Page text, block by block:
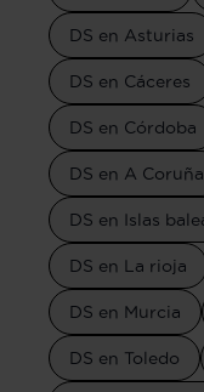
DS en Asturias
DS en Cáceres
DS en Córdoba
DS en A Coruña
DS en Islas
DS en La rioja
DS en Murcia
DS en Toledo